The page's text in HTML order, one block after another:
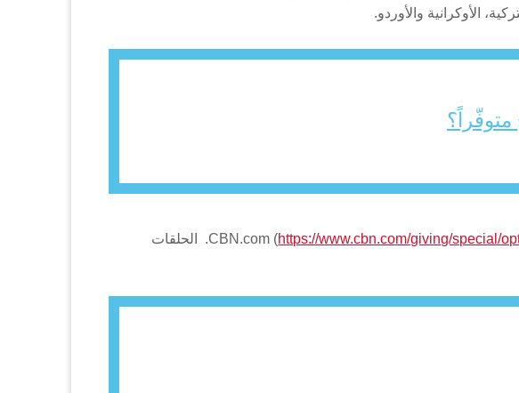
الأوكرانية والأوردو.
متوفّراً؟
https://www.cbn.com/giving/special/
). الحلقات